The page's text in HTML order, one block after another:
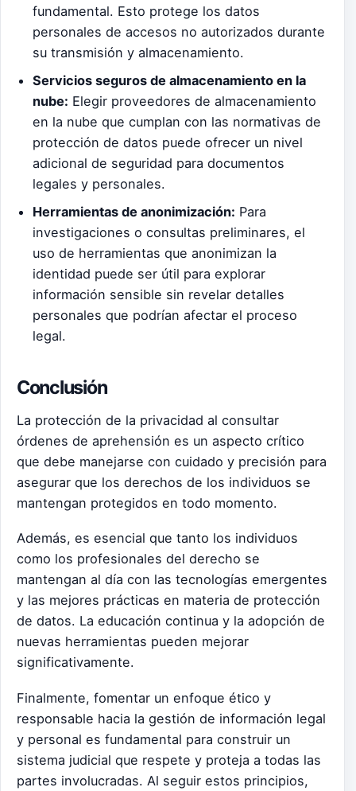
fundamental. Esto protege los datos
personales de accesos no autorizados durante
su transmisión y almacenamiento.
Servicios seguros de almacenamiento en la
nube: Elegir proveedores de almacenamiento
en la nube que cumplan con las normativas de
protección de datos puede ofrecer un nivel
adicional de seguridad para documentos
legales y personales.
Herramientas de anonimización: Para
investigaciones o consultas preliminares, el
uso de herramientas que anonimizan la
identidad puede ser útil para explorar
información sensible sin revelar detalles
personales que podrían afectar el proceso
legal.
Conclusión
La protección de la privacidad al consultar
órdenes de aprehensión es un aspecto crítico
que debe manejarse con cuidado y precisión para
asegurar que los derechos de los individuos se
mantengan protegidos en todo momento.
Además, es esencial que tanto los individuos
como los profesionales del derecho se
mantengan al día con las tecnologías emergentes
y las mejores prácticas en materia de protección
de datos. La educación continua y la adopción de
nuevas herramientas pueden mejorar
significativamente.
Finalmente, fomentar un enfoque ético y
responsable hacia la gestión de información legal
y personal es fundamental para construir un
sistema judicial que respete y proteja a todas las
partes involucradas. Al seguir estos principios,